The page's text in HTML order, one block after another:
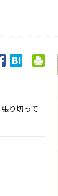
り切って